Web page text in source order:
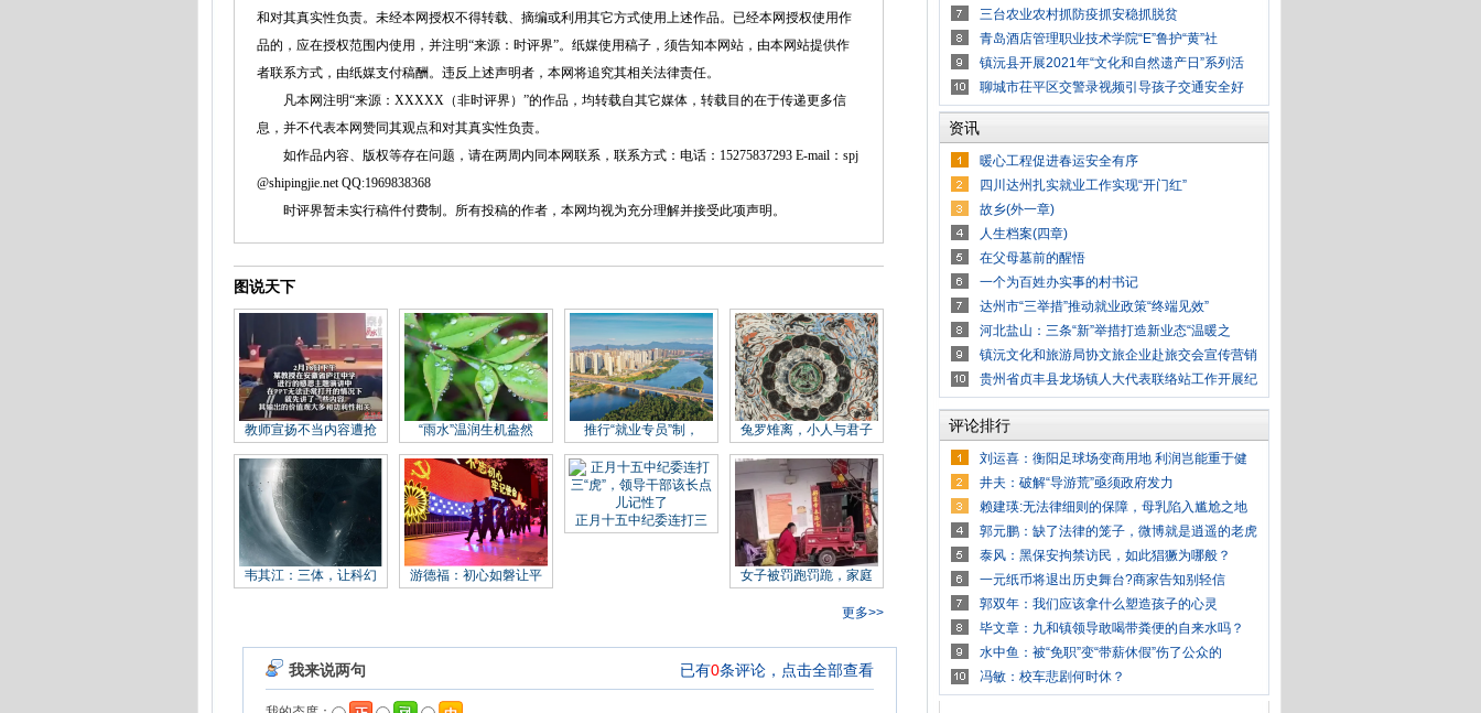
和对其真实性负责。未经本网授权不得转载、摘编或利用其它方式使用上述作品。已经本网授权使用作
品的，应在授权范围内使用，并注明“来源：时评界”。纸媒使用稿子，须告知本网站，由本网站提供作
者联系方式，由纸媒支付稿酬。违反上述声明者，本网将追究其相关法律责任。
凡本网注明“来源：XXXXX（非时评界）”的作品，均转载自其它媒体，转载目的在于传递更多信
息，并不代表本网赞同其观点和对其真实性负责。
如作品内容、版权等存在问题，请在两周内同本网联系，联系方式：电话：15275837293 E-mail：spj
@shipingjie.net QQ:1969838368
时评界暂未实行稿件付费制。所有投稿的作者，本网均视为充分理解并接受此项声明。
图说天下
教师宣扬不当内容遭抢 “雨水”温润生机盎然 推行“就业专员”制， 兔罗雉离，小人与君子
韦其江：三体，让科幻 游德福：初心如磐让平
正月十五中纪委连打三
女子被罚跑罚跪，家庭
更多>>
三台农业农村抓防疫抓安稳抓脱贫
青岛酒店管理职业技术学院“E”鲁护“黄”社
镇沅县开展2021年“文化和自然遗产日”系列活
聊城市茌平区交警录视频引导孩子交通安全好
资讯
暖心工程促进春运安全有序
四川达州扎实就业工作实现“开门红”
故乡(外一章)
人生档案(四章)
在父母墓前的醒悟
一个为百姓办实事的村书记
达州市“三举措”推动就业政策“终端见效”
河北盐山：三条“新”举措打造新业态“温暖之
镇沅文化和旅游局协文旅企业赴旅交会宣传营销
贵州省贞丰县龙场镇人大代表联络站工作开展纪
评论排行
刘运喜：衡阳足球场变商用地 利润岂能重于健
井夫：破解“导游荒”亟须政府发力
赖建瑛:无法律细则的保障，母乳陷入尴尬之地
郭元鹏：缺了法律的笼子，微博就是逍遥的老虎
泰风：黑保安拘禁访民，如此猖獗为哪般？
一元纸币将退出历史舞台?商家告知别轻信
郭双年：我们应该拿什么塑造孩子的心灵
毕文章：九和镇领导敢喝带粪便的自来水吗？
水中鱼：被“免职”变“带薪休假”伤了公众的
冯敏：校车悲剧何时休？